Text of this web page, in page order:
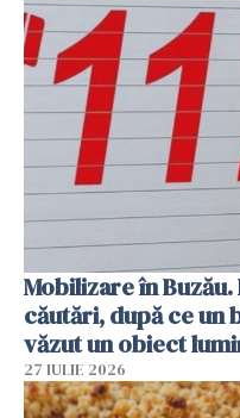
Mobilizare în
căutări, după ce un
văzut un obiect
27 IULIE 2026